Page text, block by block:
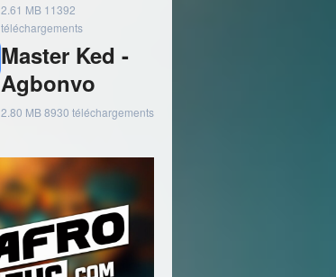
2.61 MB 11392
téléchargements
Master Ked -
Agbonvo
2.80 MB8930 téléchargements